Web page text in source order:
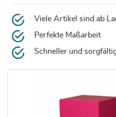
Viele Artikel sind ab
Perfekte Maßarbeit
Schneller und